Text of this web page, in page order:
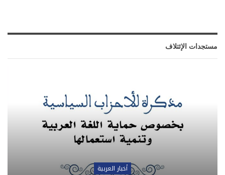
مستجدات الإئتلاف
أخبار العربية